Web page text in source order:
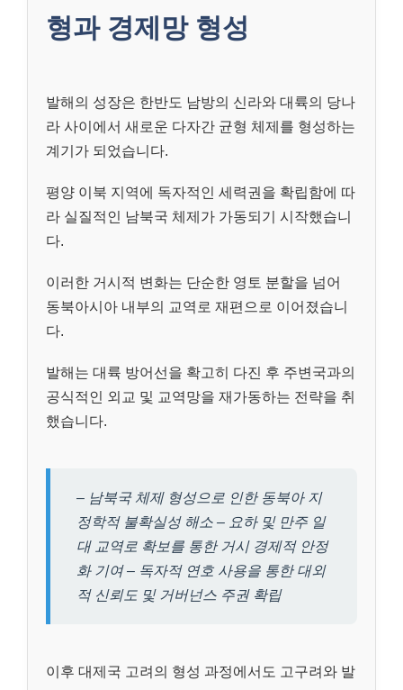
형과 경제망 형성
발해의 성장은 한반도 남방의 신라와 대륙의 당나
라 사이에서 새로운 다자간 균형 체제를 형성하는
계기가 되었습니다.
평양 이북 지역에 독자적인 세력권을 확립함에 따
라 실질적인 남북국 체제가 가동되기 시작했습니
다.
이러한 거시적 변화는 단순한 영토 분할을 넘어
동북아시아 내부의 교역로 재편으로 이어졌습니
다.
발해는 대륙 방어선을 확고히 다진 후 주변국과의
공식적인 외교 및 교역망을 재가동하는 전략을 취
했습니다.
– 남북국 체제 형성으로 인한 동북아 지
정학적 불확실성 해소 – 요하 및 만주 일
대 교역로 확보를 통한 거시 경제적 안정
화 기여 – 독자적 연호 사용을 통한 대외
적 신뢰도 및 거버넌스 주권 확립
이후 대제국 고려의 형성 과정에서도 고구려와 발